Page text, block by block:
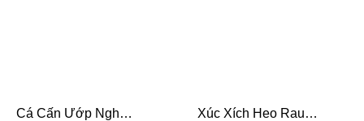
Cá Cấn Ướp Nghệ
Xúc Xích Heo Rau